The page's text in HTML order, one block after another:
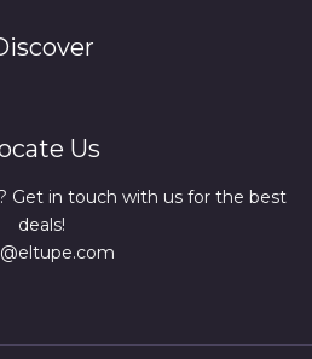
Us
Get in touch with us for the best
deals!